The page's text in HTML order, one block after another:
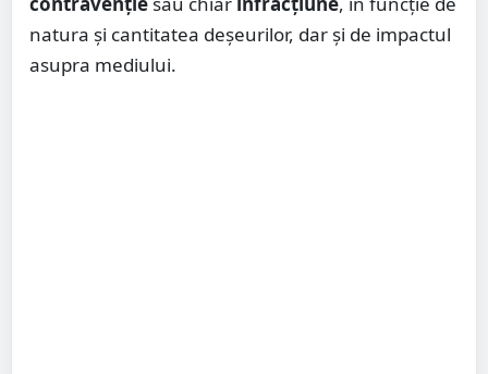
natura și cantitatea deșeurilor, dar și de impactul
asupra mediului.